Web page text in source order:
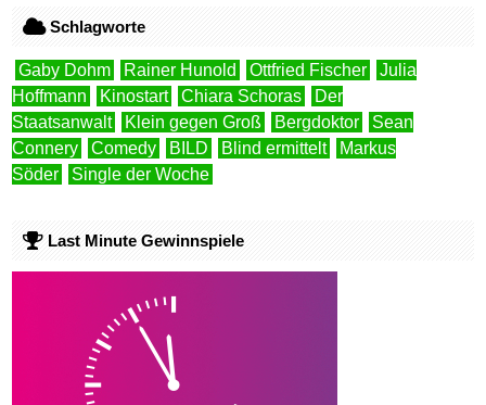
Schlagworte
Gaby Dohm Rainer Hunold Ottfried Fischer
Julia
Hoffmann
Kinostart Chiara Schoras
Der
Staatsanwalt
Klein gegen Groß Bergdoktor
Sean
Connery
Comedy BILD Blind ermittelt
Markus
Söder
Single der Woche
Last Minute Gewinnspiele